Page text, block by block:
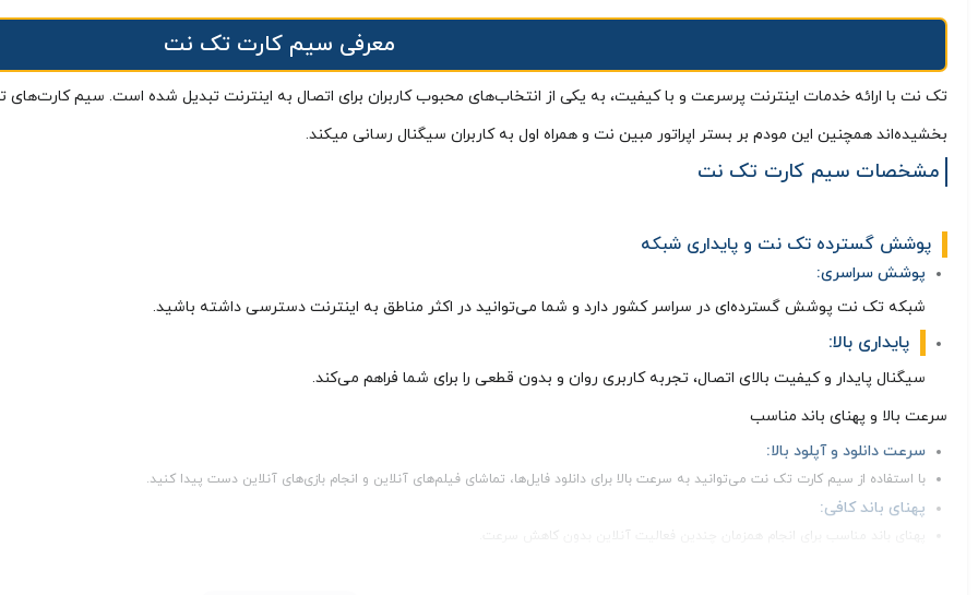
معرفی سیم کارت تک نت
تک نت با ارائه خدمات اینترنت پرسرعت و با کیفیت، به یکی از انتخاب‌های محبوب کاربران برای اتصال به اینترنت تبدیل شده است. سیم کارت‌های
بخشیده‌اند همچنین این مودم بر بستر اپراتور مبین نت و همراه اول به کاربران سیگنال رسانی میکند.
مشخصات سیم کارت تک نت
پوشش گسترده تک نت و پایداری شبکه
پوشش سراسری:
شبکه تک نت پوشش گسترده‌ای در سراسر کشور دارد و شما می‌توانید در اکثر مناطق به اینترنت دسترسی داشته باشید.
پایداری بالا:
سیگنال پایدار و کیفیت بالای اتصال، تجربه کاربری روان و بدون قطعی را برای شما فراهم می‌کند.
سرعت بالا و پهنای باند مناسب
سرعت دانلود و آپلود بالا:
با استفاده از سیم کارت تک نت می‌توانید به سرعت بالا برای دانلود فایل‌ها، تماشای فیلم‌های آنلاین و انجام بازی‌های آنلاین دست پیدا کنید.
پهنای باند کافی:
پهنای باند مناسب برای انجام همزمان چندین فعالیت آنلاین بدون کاهش سرعت.